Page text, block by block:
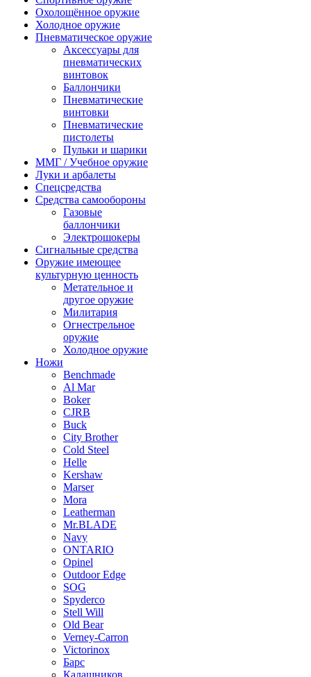
Охолощённое оружие
Холодное оружие
Пневматическое оружие
Аксессуары для
пневматических
винтовок
Баллончики
Пневматические
винтовки
Пневматические
пистолеты
Пульки и шарики
ММГ / Учебное оружие
Луки и арбалеты
Спецсредства
Средства самообороны
Газовые
баллончики
Электрошокеры
Сигнальные средства
Оружие имеющее
культурную ценность
Метательное и
другое оружие
Милитария
Огнестрельное
оружие
Холодное оружие
Ножи
Benchmade
Al Mar
Boker
CJRB
Buck
City Brother
Cold Steel
Helle
Kershaw
Marser
Mora
Leatherman
Mr.BLADE
Navy
ONTARIO
Opinel
Outdoor Edge
SOG
Spyderco
Stell Will
Old Bear
Verney-Carron
Victorinox
Барс
Калашников